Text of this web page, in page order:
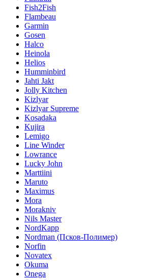
Fish2Fish
Flambeau
Garmin
Gosen
Halco
Heinola
Helios
Humminbird
Jahti Jakt
Jolly Kitchen
Kizlyar
Kizlyar Supreme
Kosadaka
Kujira
Lemigo
Line Winder
Lowrance
Lucky John
Marttiini
Maruto
Maximus
Mora
Morakniv
Nils Master
NordKapp
Nordman (Псков-Полимер)
Norfin
Novatex
Okuma
Onega